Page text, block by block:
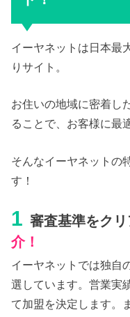
イーヤネットは日本最
りサイト。
お住いの地域に密着し
ることで、お客様に最
そんなイーヤネットの
す！
1 審査基準をク
介！
イーヤネットでは独自
選しています。営業実
て加盟を決定します。